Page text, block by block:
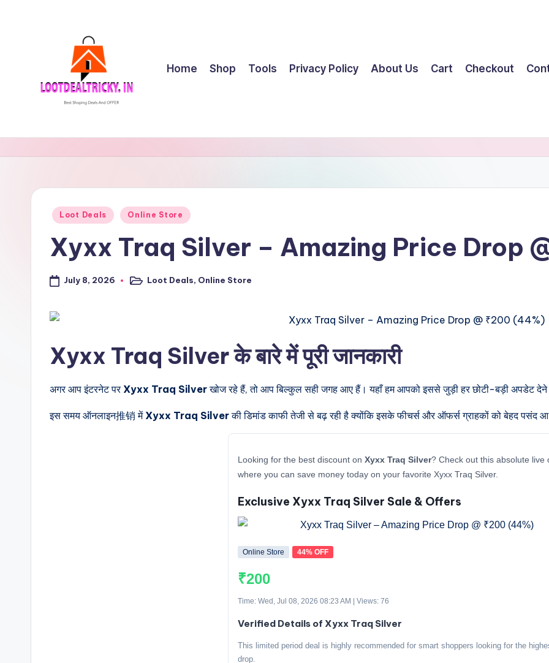
l
o
oShopping
Offers
Home Shop Tools Privacy Policy About Us Cart Checkout
Posted
Loot Deals Online Store
Xyxx Traq Silver – Amazing Price Drop
July 8, 2026
PostedLoot Deals, Online Store
Xyxx Traq Silver के बारे में पूरी जानकारी
अगर आप इंटरनेट पर Xyxx Traq Silverखोज रहे हैं, तो आप बिल्कुल सही जगह आए हैं। यहाँ हम आपको इससे जुड़ी हर छोटी-बड़ी अपडेट देने
इस समय ऑनलाइन推销 में Xyxx Traq Silverकी डिमांड काफी तेजी से बढ़ रही है क्योंकि इसके फीचर्स और ऑफर्स ग्राहकों को बेहद पसंद
Looking for the best discount on Xyxx Traq Silver? Check out this absolute live
where you can save money today on your favorite Xyxx Traq Silver.
Exclusive Xyxx Traq Silver Sale & Offers
Online Store 44% OFF
₹200
Time: Wed, Jul 08, 2026 08:23 AM | Views: 76
Verified Details of Xyxx Traq Silver
This limited period deal is highly recommended for smart shoppers looking for the
drop.